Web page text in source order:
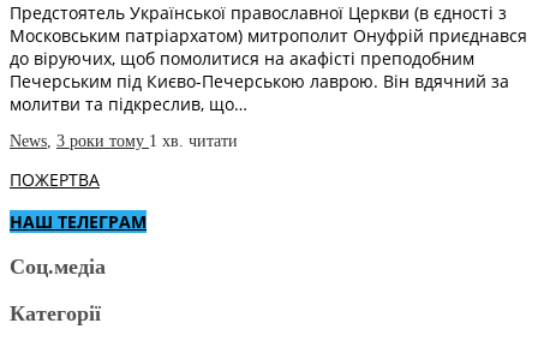
Предстоятель Української православної Церкви (в єдності з
Московським патріархатом) митрополит Онуфрій приєднався
до віруючих, щоб помолитися на акафісті преподобним
Печерським під Києво-Печерською лаврою. Він вдячний за
молитви та підкреслив, що…
News, 3 роки тому 1 хв. читати
ПОЖЕРТВА
НАШ ТЕЛЕГРАМ
Соц.медіа
Категорії